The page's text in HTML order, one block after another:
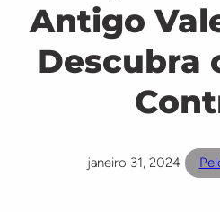
Antigo
Descubra
janeiro 31, 2024